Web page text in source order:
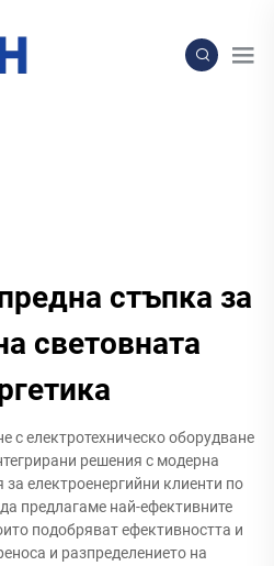
стъпка за
световната
с електротехническо оборудване
решения с модерна
електроенергийни клиенти по
предлагаме най-ефективните
подобряват ефективността и
и разпределението на